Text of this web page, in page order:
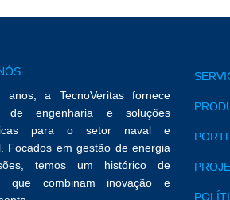
anos, a TecnoVeritas fornece
de engenharia e soluções
para o setor naval e
Focados em gestão de energia
temos um histórico de
que combinam inovação e